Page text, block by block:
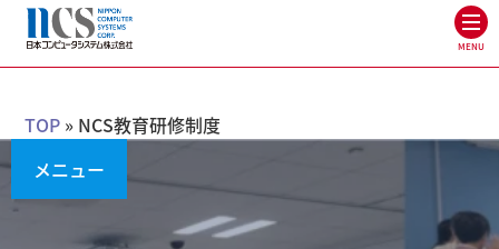
MENU
TOP » NCS教育研修制度
メニュー